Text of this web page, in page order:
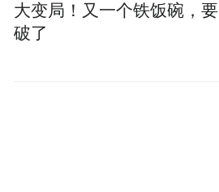
大变局！又一个铁饭碗，要
破了